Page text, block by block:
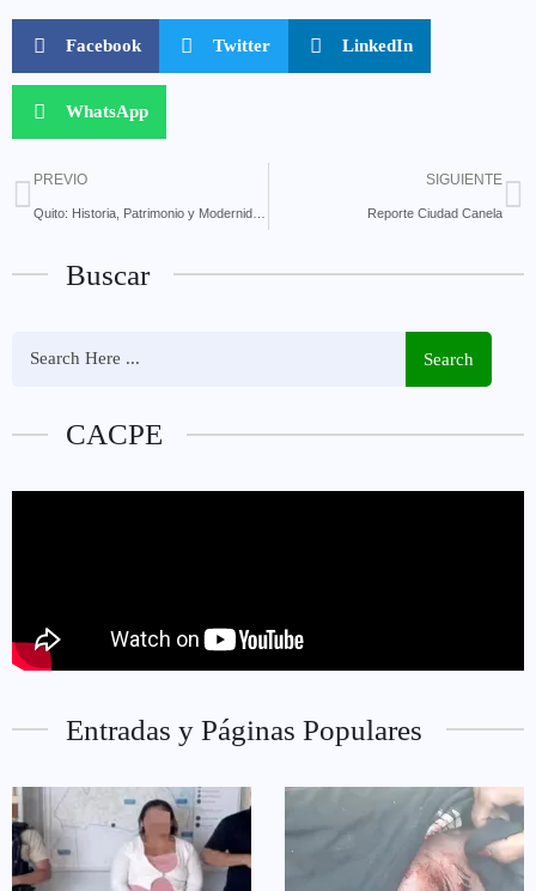
Facebook Twitter LinkedIn
WhatsApp
PREVIO SIGUIENTE
Reporte Ciudad Canela
Buscar
Search
CACPE
Entradas y Páginas Populares